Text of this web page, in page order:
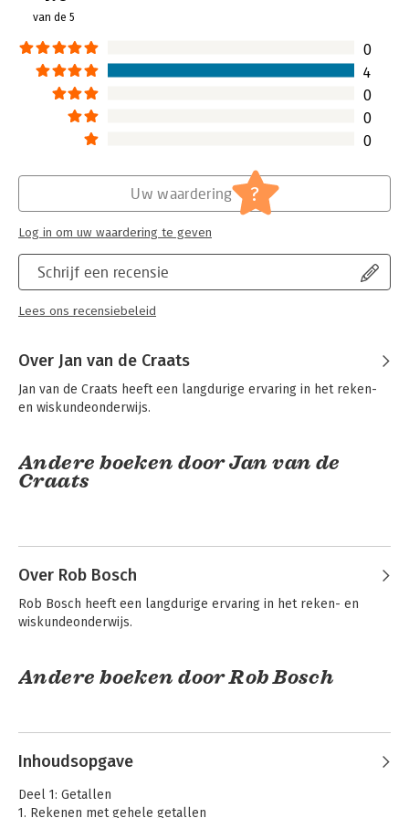
Hoofdrubriek:
van de 5
0
4
0
0
0
Schrijf een recensie
Lees ons recensiebeleid
Uw waardering ?
Log in om uw waardering te geven
Over Jan van de Craats
Jan van de Craats heeft een langdurige ervaring in het reken-
en wiskundeonderwijs.
Andere boeken door Jan van de
Craats
Over Rob Bosch
Rob Bosch heeft een langdurige ervaring in het reken- en
wiskundeonderwijs.
Andere boeken door Rob Bosch
Inhoudsopgave
Deel 1: Getallen
1. Rekenen met gehele getallen